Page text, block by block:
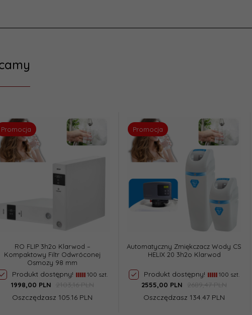
Promocja
RO FLIP 3h2o Klarwod –
Kompaktowy Filtr Odwróconej
Osmozy 98 mm
Produkt dostępny! 100 szt.
1998,00 PLN
2103,16 PLN
Oszczędzasz 105.16 PLN
Promocja
Automatyczny Zmiękczacz Wody CS
HELIX 20 3h2o Klarwod
Produkt dostępny! 100 szt.
2555,00 PLN
2689,47 PLN
Oszczędzasz 134.47 PLN